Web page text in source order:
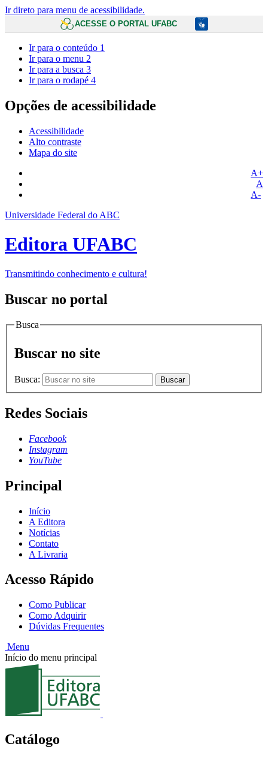
Ir direto para menu de acessibilidade.
ACESSE O PORTAL UFABC
Ir para o conteúdo 1
Ir para o menu 2
Ir para a busca 3
Ir para o rodapé 4
Opções de acessibilidade
Acessibilidade
Alto contraste
Mapa do site
A+
A
A-
Universidade Federal do ABC
Editora UFABC
Transmitindo conhecimento e cultura!
Buscar no portal
Busca
Buscar no site
Busca: Buscar
Redes Sociais
Facebook
Instagram
YouTube
Principal
Início
A Editora
Notícias
Contato
A Livraria
Acesso Rápido
Como Publicar
Como Adquirir
Dúvidas Frequentes
Menu
Início do menu principal
Catálogo